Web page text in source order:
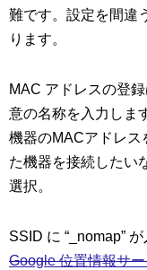
難です。設定を間違
ります。
MAC アドレスの登
意の名称を入力しま
機器のMACアドレ
た機器を接続したい
選択。
SSID に “_nomap”
Google 位置情報サ